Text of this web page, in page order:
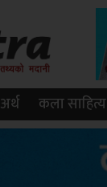
अर्थ कला साहित्य